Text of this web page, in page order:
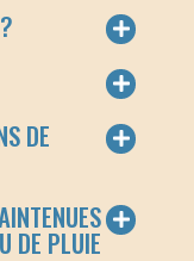
DE
DE PLUIE